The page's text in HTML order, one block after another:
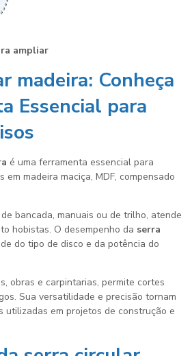
ampliar
madeira: Conheça
Essencial para
é uma ferramenta essencial para
em madeira maciça, MDF, compensado
bancada, manuais ou de trilho, atende
hobistas. O desempenho da serra
do tipo de disco e da potência do
obras e carpintarias, permite cortes
Sua versatilidade e precisão tornam
utilizadas em projetos de construção e